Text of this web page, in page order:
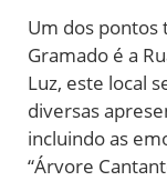
Um dos pontos
Gramado é a
Luz, este local
diversas
incluindo as
“Árvore